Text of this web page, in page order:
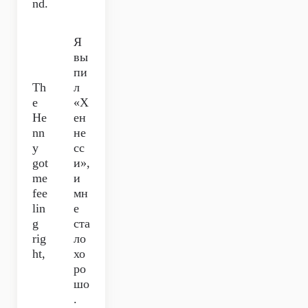
nd.
Th
e
He
nn
y
got
me
fee
lin
g
rig
ht,
Я
вы
пи
л
«Х
ен
не
сс
и»,
и
мн
е
ста
ло
хо
ро
шо
.